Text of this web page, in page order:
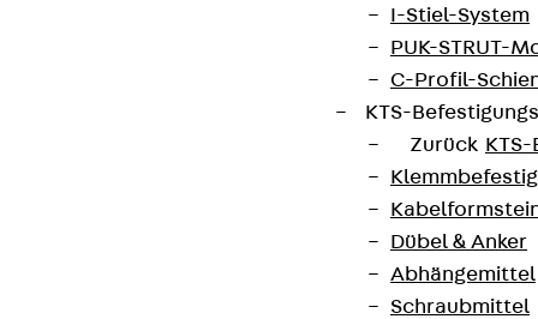
I-Stiel-System
PUK-STRUT-
C-Profil-
KTS-
Zurück
Dübel & Anker
Abhängemittel
Schraubmittel